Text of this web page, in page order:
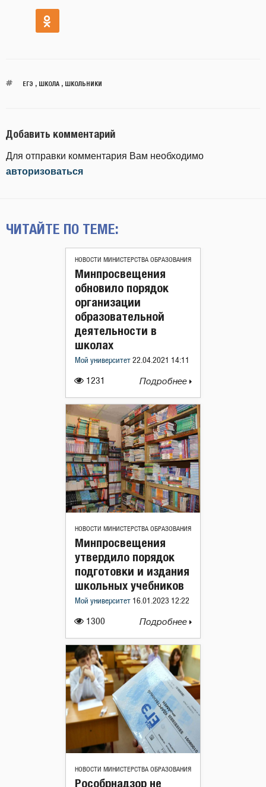
ЕГЭ , ШКОЛА, ШКОЛЬНИКИ
Добавить комментарий
Для отправки комментария Вам необходимо
авторизоваться
ЧИТАЙТЕ ПО ТЕМЕ:
НОВОСТИ МИНИСТЕРСТВА ОБРАЗОВАНИЯ
1231
Минпросвещения
обновило порядок
организации
образовательной
деятельности в
школах
Мой университет 22.04.2021 14:11
Подробнее
НОВОСТИ МИНИСТЕРСТВА ОБРАЗОВАНИЯ
1300
Минпросвещения
утвердило порядок
подготовки и издания
школьных учебников
Мой университет 16.01.2023 12:22
Подробнее
НОВОСТИ МИНИСТЕРСТВА ОБРАЗОВАНИЯ
Рособрнадзор не